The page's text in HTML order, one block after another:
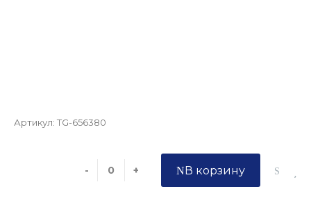
Артикул: TG-656380
- + В корзину